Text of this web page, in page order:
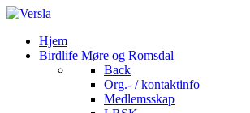
Hjem
Birdlife Møre og Romsdal
Back
Org.- / kontaktinfo
Medlemsskap